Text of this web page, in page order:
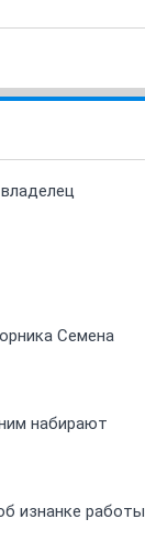
Семена
набирают
изнанке работы